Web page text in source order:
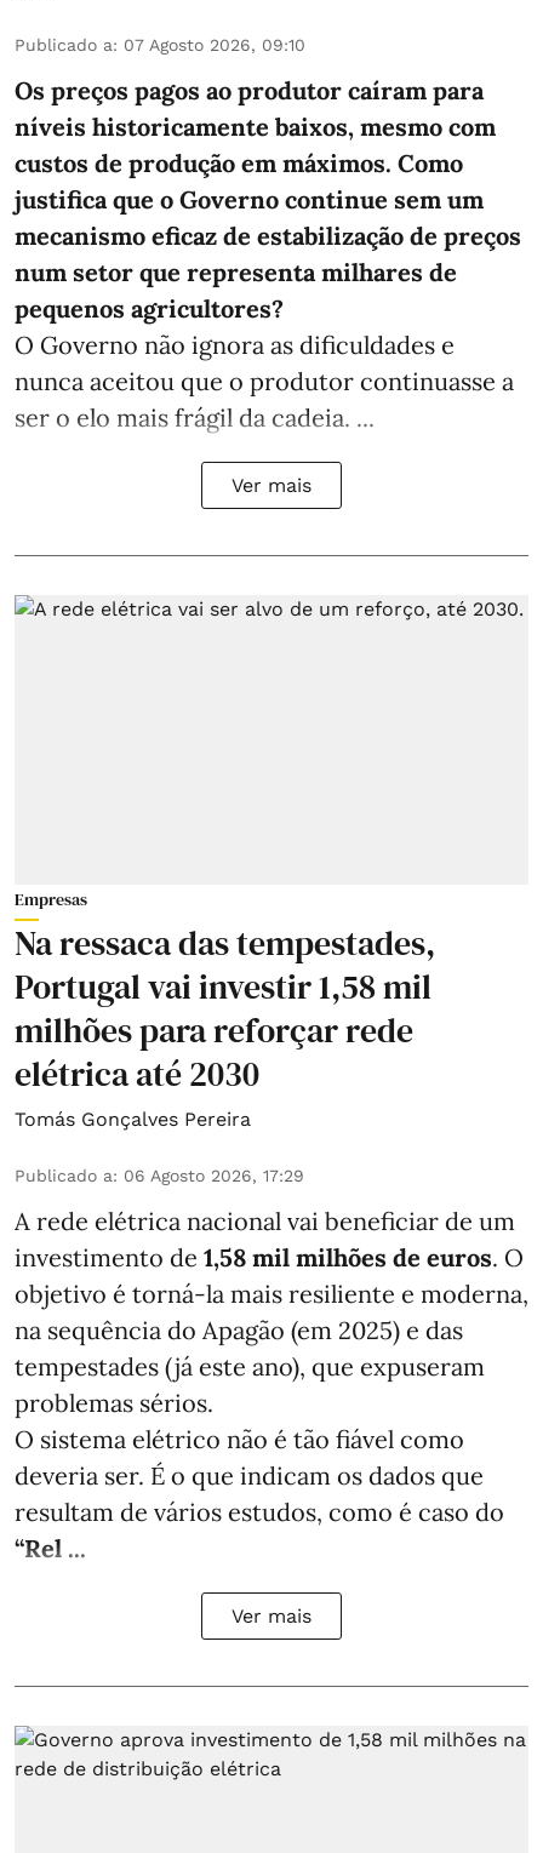
Publicado a: 07 Agosto 2026, 09:10
Os preços pagos ao produtor caíram para
níveis historicamente baixos, mesmo com
custos de produção em máximos. Como
justifica que o Governo continue sem um
mecanismo eficaz de estabilização de preços
num setor que representa milhares de
pequenos agricultores?
O Governo não ignora as dificuldades e
nunca aceitou que o produtor continuasse a
ser o elo mais frágil da cadeia. ...
Ver mais
Empresas
Na ressaca das tempestades,
Portugal vai investir 1,58 mil
milhões para reforçar rede
elétrica até 2030
Tomás Gonçalves Pereira
Publicado a: 06 Agosto 2026, 17:29
A rede elétrica nacional vai beneficiar de um
investimento de 1,58 mil milhões de euros. O
objetivo é torná-la mais resiliente e moderna,
na sequência do Apagão (em 2025) e das
tempestades (já este ano), que expuseram
problemas sérios.
O sistema elétrico não é tão fiável como
deveria ser. É o que indicam os dados que
resultam de vários estudos, como é caso do
“Rel ...
Ver mais